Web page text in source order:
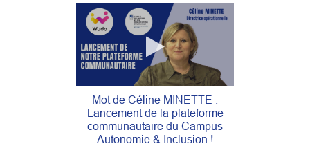
Mot de Céline MINETTE :
Lancement de la plateforme
communautaire du Campus
Autonomie & Inclusion !